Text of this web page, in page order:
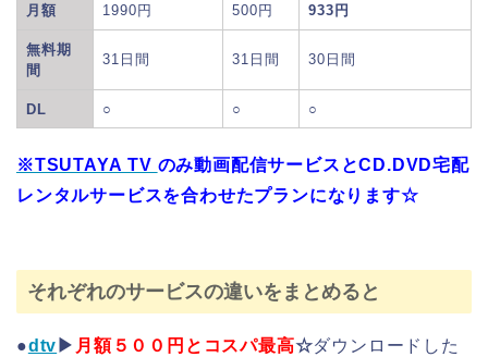
月額 1990円 500円 933円
無料期
間
31日間 31日間 30日間
DL ○ ○ ○
※TSUTAYA TV のみ動画配信サービスとCD.DVD宅配
レンタルサービスを合わせたプランになります☆
それぞれのサービスの違いをまとめると
●dtv ▶ 月額５００円とコスパ最高☆ダウンロードした